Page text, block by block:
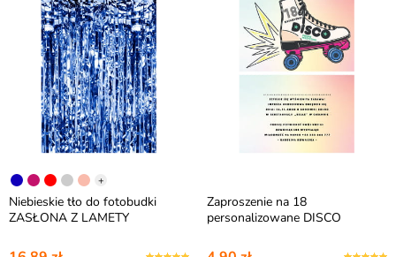
+
Niebieskie tło do fotobudki
ZASŁONA Z LAMETY
Zaproszenie na 18
personalizowane DISCO